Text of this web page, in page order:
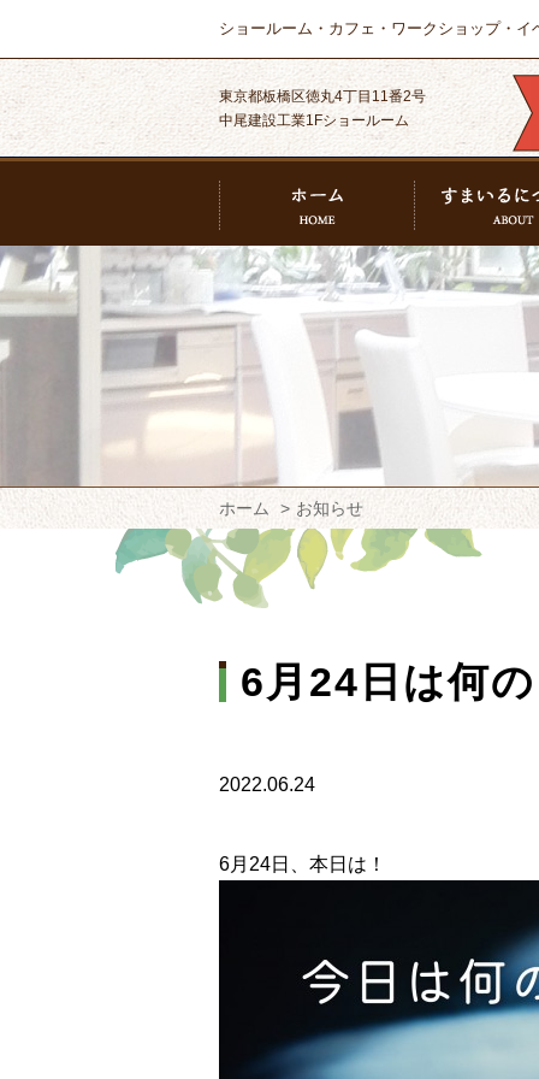
ショールーム・カフェ・ワークショップ・イ
東京都板橋区徳丸4丁目11番2号
中尾建設工業1Fショールーム
ホーム お知らせ
6月24日は何
2022.06.24
6月24日、本日は！